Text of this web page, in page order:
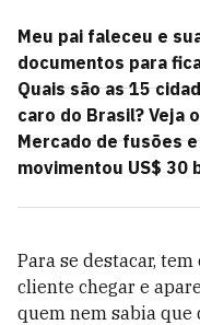
Meu pai faleceu e
documentos para
Quais são as 15
caro do Brasil? Veja
Mercado de fusões
movimentou US$ 30
Para se destacar,
cliente chegar e
quem nem sabia